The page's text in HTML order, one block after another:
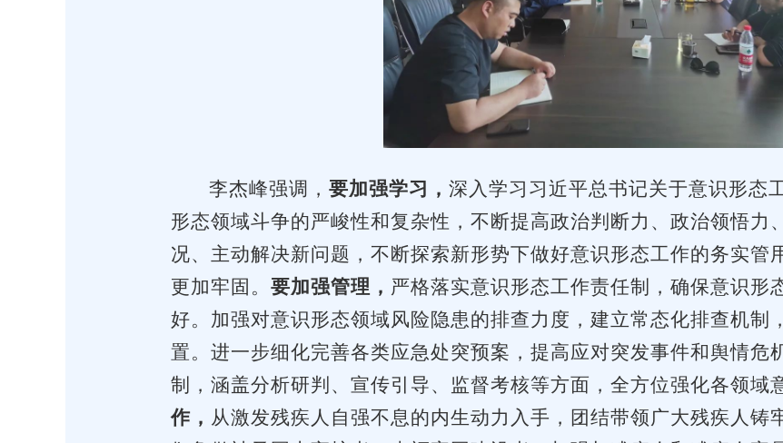
李杰峰强调， 要加强学习， 深入学习习近平总书记关于意识形态
形态领域斗争的严峻性和复杂性，不断提高政治判断力、政治领悟力
况、主动解决新问题，不断探索新形势下做好意识形态工作的务实管
更加牢固。 要加强管理， 严格落实意识形态工作责任制，确保意识形
好。加强对意识形态领域风险隐患的排查力度，建立常态化排查机制
置。进一步细化完善各类应急处突预案，提高应对突发事件和舆情危
制，涵盖分析研判、宣传引导、监督考核等方面，全方位强化各领域
作， 从激发残疾人自强不息的内生动力入手，团结带领广大残疾人铸